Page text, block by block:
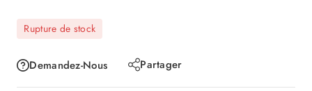
Rupture de stock
Demandez-Nous Partager